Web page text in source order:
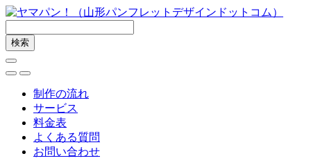
制作の流れ
サービス
料金表
よくある質問
お問い合わせ